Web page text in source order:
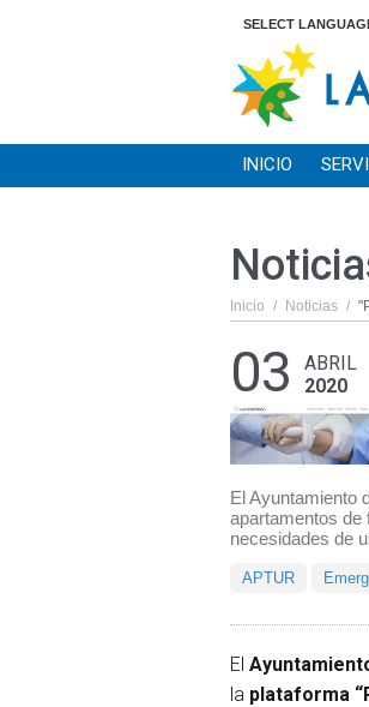
SELECT
INICIO
Inicio / Noticias /
03
ABRIL
2020
El Ayuntamiento
apartamentos de
necesidades de
APTUR
El
la plataforma